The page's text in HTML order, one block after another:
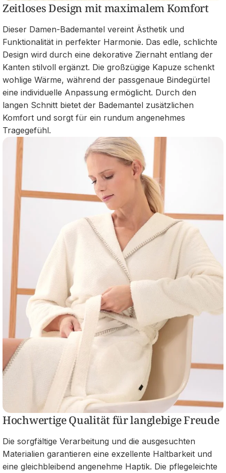
Zeitloses Design mit maximalem Komfort
Dieser Damen-Bademantel vereint Ästhetik und
Funktionalität in perfekter Harmonie. Das edle, schlichte
Design wird durch eine dekorative Ziernaht entlang der
Kanten stilvoll ergänzt. Die großzügige Kapuze schenkt
wohlige Wärme, während der passgenaue Bindegürtel
eine individuelle Anpassung ermöglicht. Durch den
langen Schnitt bietet der Bademantel zusätzlichen
Komfort und sorgt für ein rundum angenehmes
Tragegefühl.
Hochwertige Qualität für langlebige Freude
Die sorgfältige Verarbeitung und die ausgesuchten
Materialien garantieren eine exzellente Haltbarkeit und
eine gleichbleibend angenehme Haptik. Die pflegeleichte